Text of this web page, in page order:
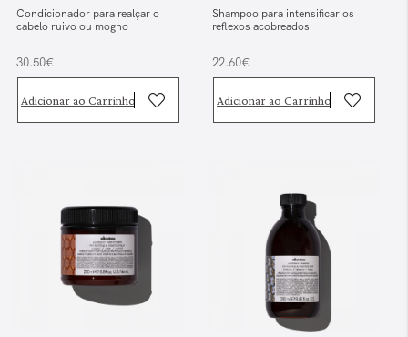
Condicionador para realçar o
cabelo ruivo ou mogno
30.50€
Adicionar ao Carrinho
Shampoo para intensificar os
reflexos acobreados
22.60€
Adicionar ao Carrinho